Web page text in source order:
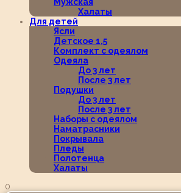
Халаты
Для детей
Ясли
Детское 1,5
Комплект с одеялом
Одеяла
До 3 лет
После 3 лет
Подушки
До 3 лет
После 3 лет
Наборы с одеялом
Наматрасники
Покрывала
Пледы
Полотенца
Халаты
0